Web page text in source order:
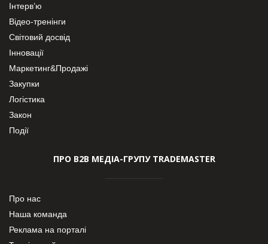
Інтерв’ю
Відео-тренінги
Світовий досвід
Інновації
Маркетинг&Продажі
Закупки
Логістика
Закон
Події
ПРО В2В МЕДІА-ГРУПУ TRADEMASTER
Про нас
Наша команда
Реклама на порталі